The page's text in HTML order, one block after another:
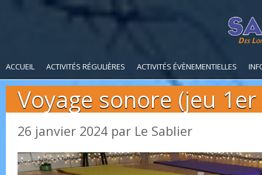
Des
ACCUEIL ACTIVITÉS RÉGULIÈRES ACTIVITÉS ÉVÈNEMENTIELLES
Voyage sonore (jeu
26 janvier 2024 par Le Sablier